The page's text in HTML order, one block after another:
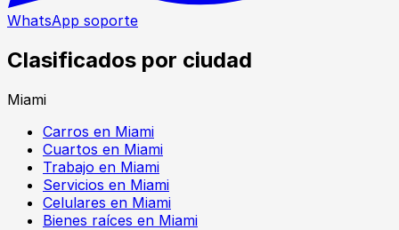
WhatsApp soporte
Clasificados por ciudad
Miami
Carros en Miami
Cuartos en Miami
Trabajo en Miami
Servicios en Miami
Celulares en Miami
Bienes raíces en Miami